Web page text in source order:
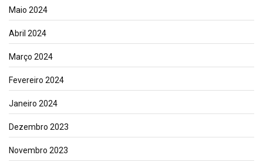
Maio 2024
Abril 2024
Março 2024
Fevereiro 2024
Janeiro 2024
Dezembro 2023
Novembro 2023